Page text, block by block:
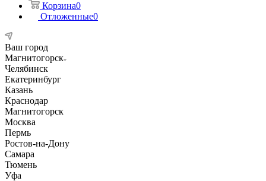
Корзина0
Отложенные0
Ваш город
Магнитогорск
Челябинск
Екатеринбург
Казань
Краснодар
Магнитогорск
Москва
Пермь
Ростов-на-Дону
Самара
Тюмень
Уфа